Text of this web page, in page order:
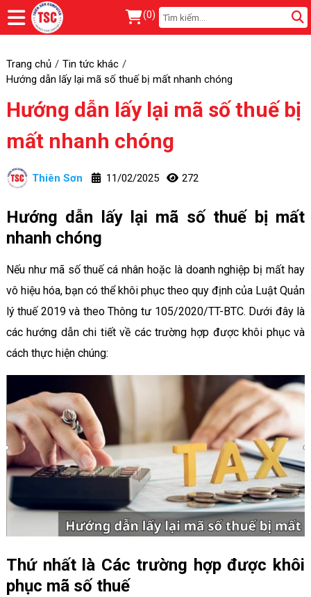
(0)
Trang chủ
Tin tức khác
Hướng dẫn lấy lại mã số thuế bị mất nhanh chóng
Hướng dẫn lấy lại mã số thuế bị
mất nhanh chóng
Thiên Sơn 11/02/2025 272
Hướng dẫn lấy lại mã số thuế bị mất
nhanh chóng
Nếu như mã số thuế cá nhân hoặc là doanh nghiệp bị mất hay
vô hiệu hóa, bạn có thể khôi phục theo quy định của Luật Quản
lý thuế 2019 và theo Thông tư 105/2020/TT-BTC. Dưới đây là
các hướng dẫn chi tiết về các trường hợp được khôi phục và
cách thực hiện chúng:
Thứ nhất là Các trường hợp được khôi
phục mã số thuế